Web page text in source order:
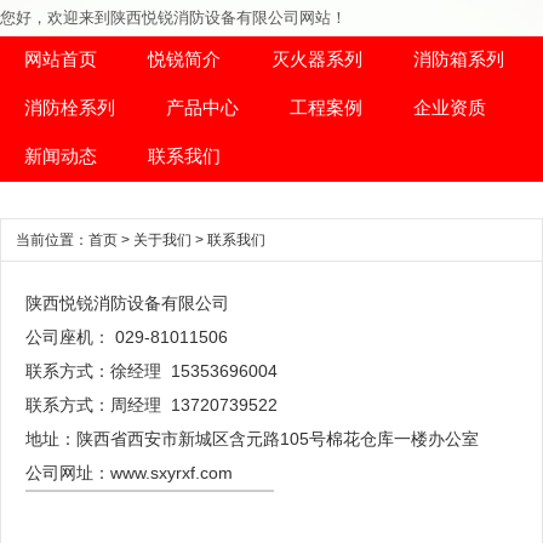
您好，欢迎来到陕西悦锐消防设备有限公司网站！
网站首页 悦锐简介 灭火器系列 消防箱系列
消防栓系列 产品中心 工程案例 企业资质
新闻动态 联系我们
当前位置： 首页 > 关于我们 > 联系我们
陕西悦锐消防设备有限公司
公司座机： 029-81011506
联系方式：徐经理 15353696004
联系方式：周经理 13720739522
地址： 陕西省西安市新城区含元路105号棉花仓库一楼办公室
公司网址：www.sxyrxf.com